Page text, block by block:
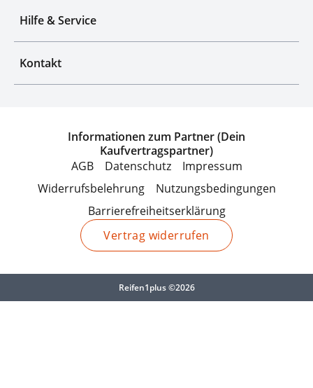
Hilfe & Service
Kontakt
Informationen zum Partner (Dein
Kaufvertragspartner)
AGB
Datenschutz
Impressum
Widerrufsbelehrung
Nutzungsbedingungen
Barrierefreiheitserklärung
Vertrag widerrufen
Reifen1plus ©2026